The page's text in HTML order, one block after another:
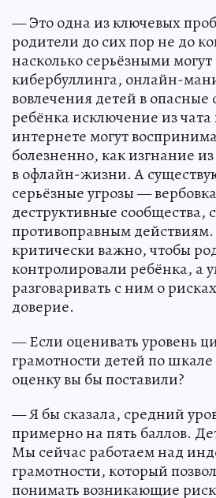
— Это одна из ключевых
родители до сих пор не до
насколько серьёзными
кибербуллинга, онлайн-
вовлечения детей в
ребёнка исключение из чата
интернете могут
болезненно, как изгнание
в офлайн-жизни. А
серьёзные угрозы —
деструктивные сообщества,
противоправным действиям.
критически важно, чтобы
контролировали ребёнка, а
разговаривать с ним о
доверие.
— Если оценивать уровень
грамотности детей по шкале
оценку вы бы поставили?
— Я бы сказала, средний
примерно на пять баллов.
Мы сейчас работаем над
грамотности, который
понимать возникающие